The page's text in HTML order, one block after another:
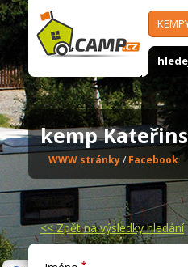
kemp
WWW stránky/ Facebook
<<Zpět na výsledky hledání
*